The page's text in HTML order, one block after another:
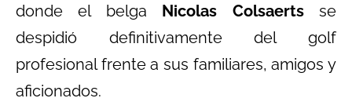
donde el belga Nicolas Colsaertsse
despidió definitivamente del golf
profesional frente a sus familiares, amigos y
aficionados.